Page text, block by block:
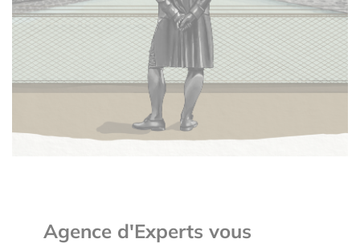
Agence d'Experts vous